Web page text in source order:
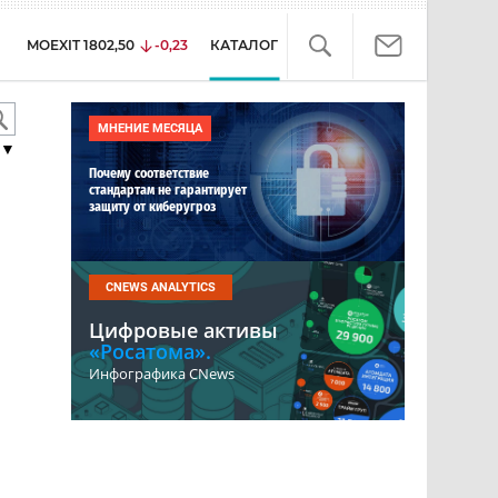
MOEXIT 1802,50 -0,23 КАТАЛОГ
МНЕНИЕ МЕСЯЦА
Почему соответствие
стандартам не гарантирует
защиту от киберугроз
CNEWS ANALYTICS
Цифровые активы
«Росатома».
Инфографика CNews